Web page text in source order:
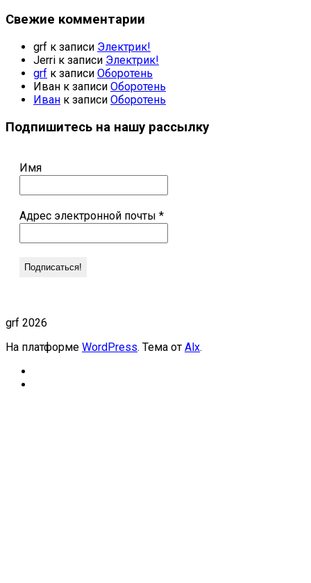
Свежие комментарии
grf к записи Электрик!
Jerri к записи Электрик!
grf к записи Оборотень
Иван к записи Оборотень
Иван к записи Оборотень
Подпишитесь на нашу рассылку
Имя
Адрес электронной почты *
grf 2026
На платформе WordPress. Тема от Alx.